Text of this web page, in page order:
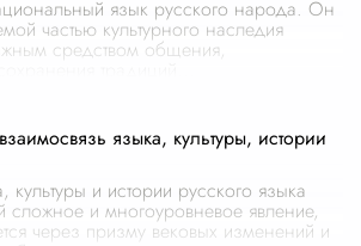
язык русского народа. Он
частью культурного наследия
средством общения,
языка, культуры, истории
культуры и истории русского языка
сложное и многоуровневое явление,
через призму вековых изменений и